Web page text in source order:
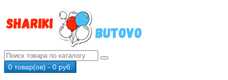
0 товар(ов) - 0 руб.